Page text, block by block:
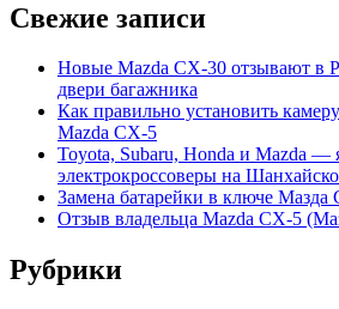
Свежие записи
Новые Mazda CX-30 отзывают в
двери багажника
Как правильно установить
Mazda CX-5
Toyota, Subaru, Honda и Mazda —
электрокроссоверы на
Замена батарейки в ключе
Отзыв владельца Mazda CX-5
Рубрики